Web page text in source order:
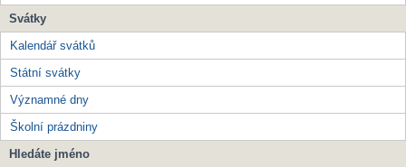
Svátky
Kalendář svátků
Státní svátky
Významné dny
Školní prázdniny
Hledáte jméno